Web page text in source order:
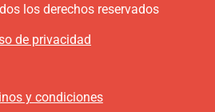
los derechos reservados
de privacidad
y condiciones